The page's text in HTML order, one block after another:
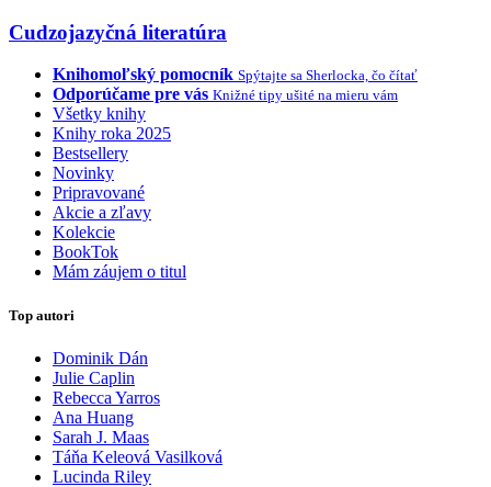
Cudzojazyčná literatúra
Knihomoľský pomocník Spýtajte sa Sherlocka, čo čítať
Odporúčame pre vás Knižné tipy ušité na mieru vám
Všetky knihy
Knihy roka 2025
Bestsellery
Novinky
Pripravované
Akcie a zľavy
Kolekcie
BookTok
Mám záujem o titul
Top autori
Dominik Dán
Julie Caplin
Rebecca Yarros
Ana Huang
Sarah J. Maas
Táňa Keleová Vasilková
Lucinda Riley